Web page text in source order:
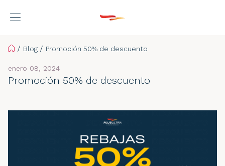
Home
Blog Promoción 50% de descuento
Promoción 50% de descuento
enero 08, 2024